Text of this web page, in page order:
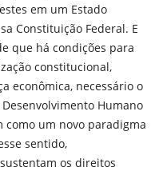
em um Estado
Constituição Federal. E
que há condições para
constitucional,
econômica, necessário o
Humano
como um novo paradigma
sentido,
os direitos